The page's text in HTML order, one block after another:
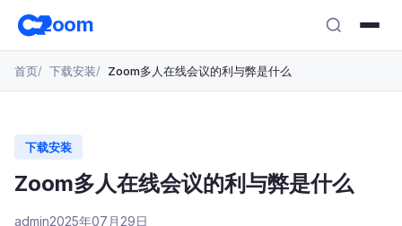
至
zoom
首页 下载安装 Zoom多人在线会议的利与弊是什么
下载安装
Zoom多人在线会议的利与弊是什么
admin2025年07月29日